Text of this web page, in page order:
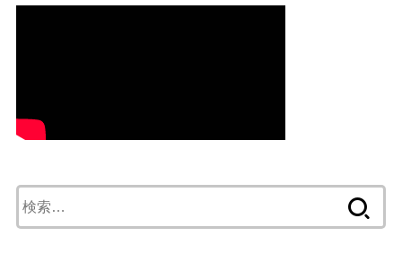
索: